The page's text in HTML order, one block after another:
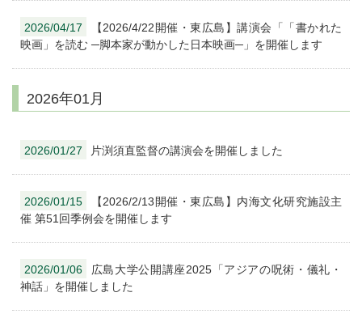
2026/04/17
【2026/4/22開催・東広島】講演会「「書かれた
映画」を読む ─脚本家が動かした日本映画─」を開催します
2026年01月
2026/01/27 片渕須直監督の講演会を開催しました
2026/01/15
【2026/2/13開催・東広島】内海文化研究施設主
催 第51回季例会を開催します
2026/01/06
広島大学公開講座2025「アジアの呪術・儀礼・
神話」を開催しました